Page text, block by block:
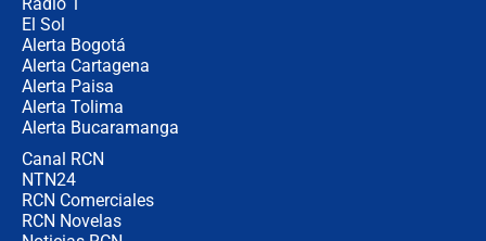
El Sol
Alerta Bogotá
Alerta Cartagena
Alerta Paisa
Alerta Tolima
Alerta Bucaramanga
Canal RCN
NTN24
RCN Comerciales
RCN Novelas